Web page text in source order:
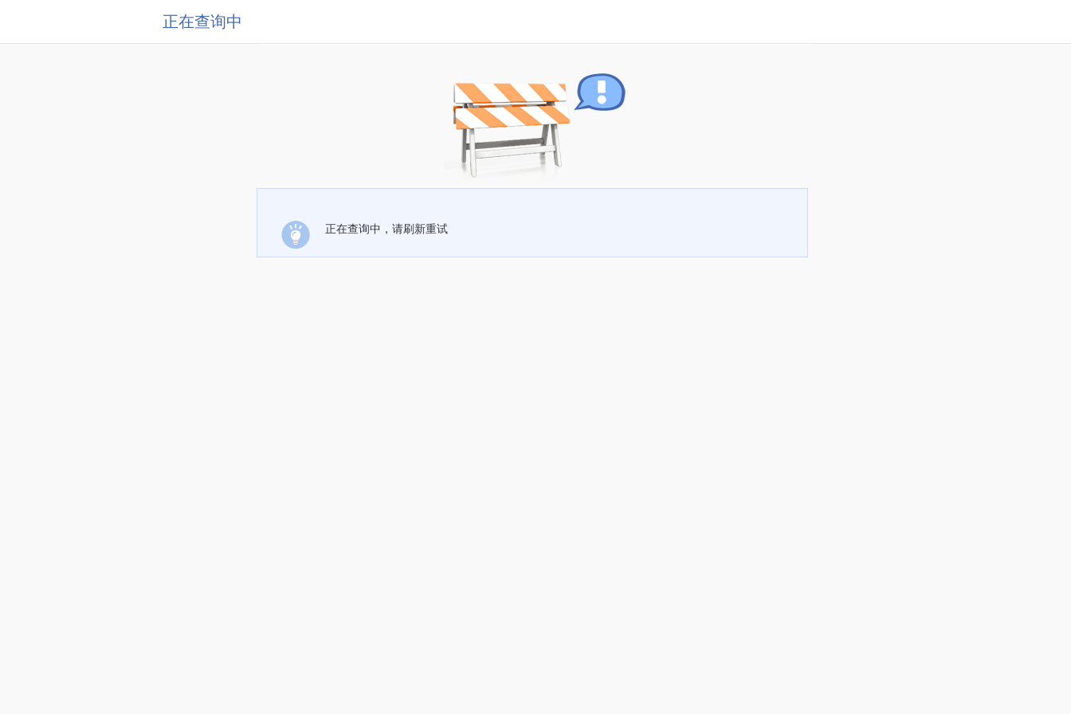
正在查询中
正在查询中，请刷新重试